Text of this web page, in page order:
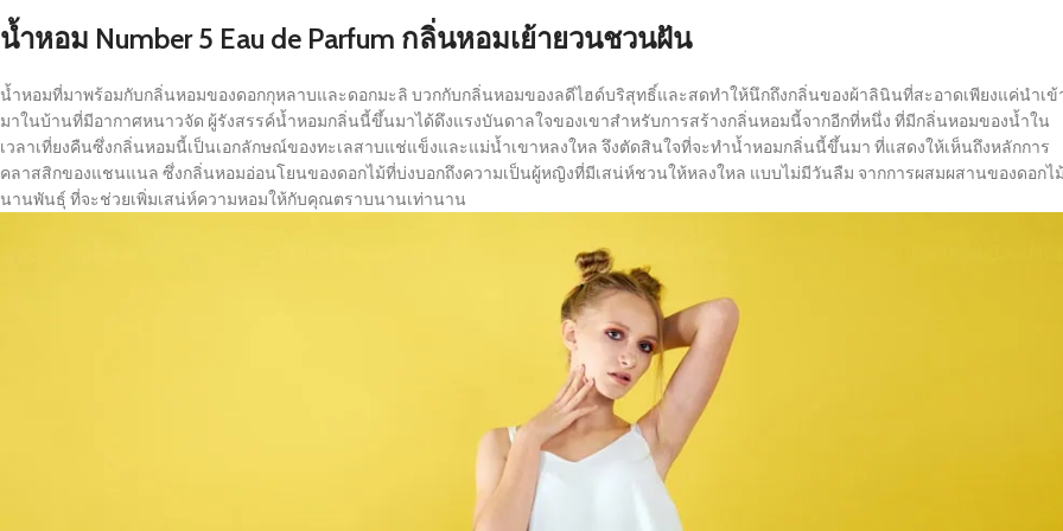
น้ำหอม Number 5 Eau de Parfum กลิ่นหอมเย้ายวนชวนฝัน
น้ำหอมที่มาพร้อมกับกลิ่นหอมของดอกกุหลาบและดอกมะลิ บวกกับกลิ่นหอมของลดีไฮด์บริสุทธิ์และสดทำให้นึกถึงกลิ่นของผ้าลินินที่สะอาดเพียงแค่นำเข้
มาในบ้านที่มีอากาศหนาวจัด ผู้รังสรรค์น้ำหอมกลิ่นนี้ขึ้นมาได้ดึงแรงบันดาลใจของเขาสำหรับการสร้างกลิ่นหอมนี้จากอีกที่หนึ่ง ที่มีกลิ่นหอมของน้ำใน
เวลาเที่ยงคืนซึ่งกลิ่นหอมนี้เป็นเอกลักษณ์ของทะเลสาบแช่แข็งและแม่น้ำเขาหลงใหล จึงตัดสินใจที่จะทำน้ำหอมกลิ่นนี้ขึ้นมา ที่แสดงให้เห็นถึงหลักการ
คลาสสิกของแชนแนล ซึ่งกลิ่นหอมอ่อนโยนของดอกไม้ที่บ่งบอกถึงความเป็นผู้หญิงที่มีเสน่ห์ชวนให้หลงใหล แบบไม่มีวันลืม จากการผสมผสานของดอกไ
นานพันธุ์ ที่จะช่วยเพิ่มเสน่ห์ความหอมให้กับคุณตราบนานเท่านาน